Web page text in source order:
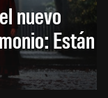
nuevo
Están